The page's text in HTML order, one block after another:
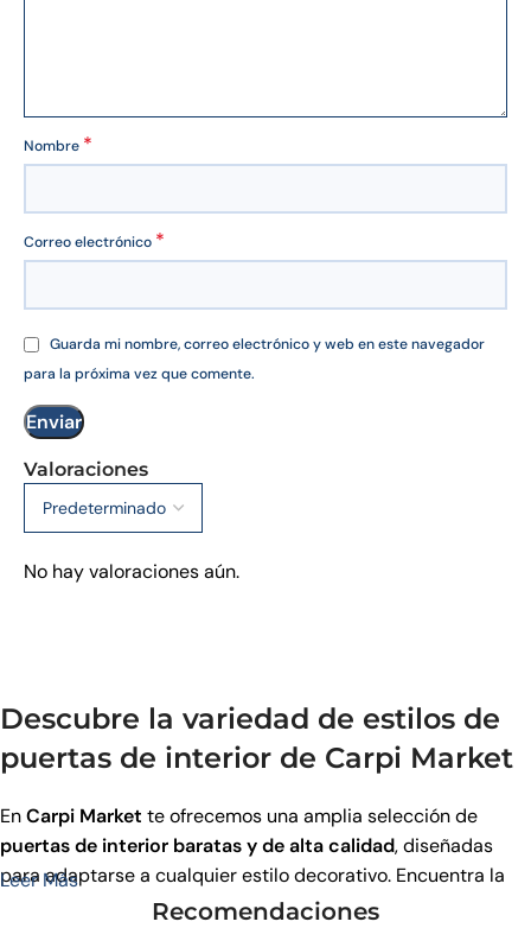
Valoraciones
No hay valoraciones aún.
Nombre *
Correo electrónico *
Guarda mi nombre, correo electrónico y web en este navegador
para la próxima vez que comente.
Descubre la variedad de estilos de
puertas de interior de Carpi Market
EnCarpi Market te ofrecemos una amplia selección de
puertas de interior baratas y de alta calidad, diseñadas
para adaptarse a cualquier estilo decorativo. Encuentra la
puerta perfecta para cada estancia de tu hogar entre
Leer Más
Recomendaciones